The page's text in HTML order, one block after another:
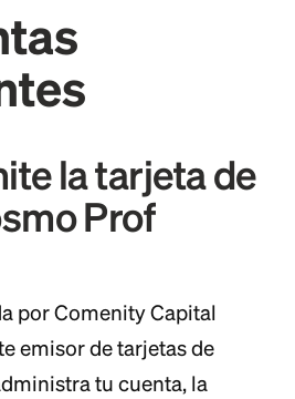
la tarjeta de
Prof
por Comenity Capital
emisor de tarjetas de
tu cuenta, la